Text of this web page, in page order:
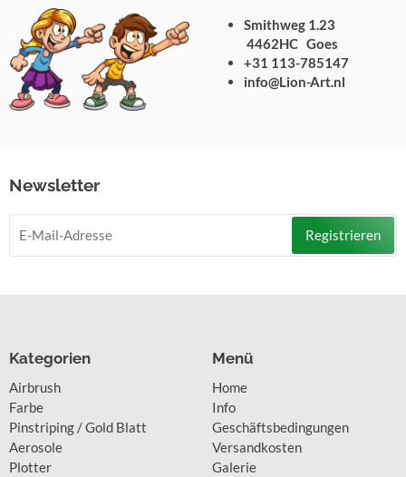
Smithweg 1.23
4462HC Goes
+31 113-785147
info@Lion-Art.nl
Newsletter
Registrieren
Kategorien
Airbrush
Farbe
Pinstriping / Gold Blatt
Aerosole
Plotter
Menü
Home
Info
Geschäftsbedingungen
Versandkosten
Galerie